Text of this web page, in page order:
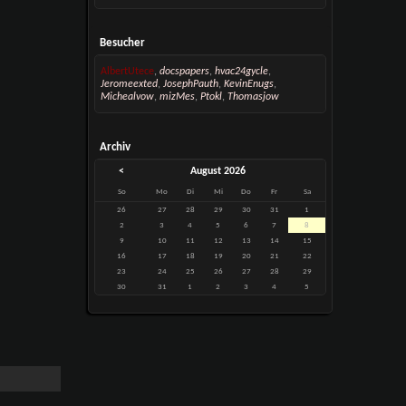
Besucher
AlbertUtece, docspapers, hvac24gycle,
Jeromeexted, JosephPauth, KevinEnugs,
Michealvow, mizMes, Ptokl, Thomasjow
Archiv
< August 2026
So Mo Di Mi Do Fr Sa
26 27 28 29 30 31
1
2
3 4 5 6 7
8
9
10 11 12 13 14
15
16
17 18 19 20 21
22
23
24 25 26 27 28
29
30
31 1 2 3 4 5